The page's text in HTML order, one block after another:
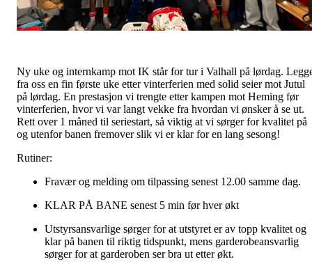
Ny uke og internkamp mot IK står for tur i Valhall på lørdag.
fra oss en fin første uke etter vinterferien med solid seier mot Jutul
på lørdag. En prestasjon vi trengte etter kampen mot Heming før
vinterferien, hvor vi var langt vekke fra hvordan vi ønsker å se ut.
Rett over 1 måned til seriestart, så viktig at vi sørger for kvalitet på
og utenfor banen fremover slik vi er klar for en lang sesong!
Rutiner:
Fravær og melding om tilpassing senest 12.00 samme dag.
KLAR PÅ BANE senest 5 min før hver økt
Utstyrsansvarlige sørger for at utstyret er av topp kvalitet og
klar på banen til riktig tidspunkt, mens garderobeansvarlig
sørger for at garderoben ser bra ut etter økt.